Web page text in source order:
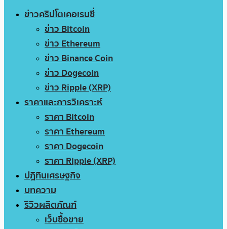
ข่าวคริปโตเคอเรนซี่
ข่าว Bitcoin
ข่าว Ethereum
ข่าว Binance Coin
ข่าว Dogecoin
ข่าว Ripple (XRP)
ราคาและการวิเคราะห์
ราคา Bitcoin
ราคา Ethereum
ราคา Dogecoin
ราคา Ripple (XRP)
ปฏิทินเศรษฐกิจ
บทความ
รีวิวผลิตภัณฑ์
เว็บซื้อขาย